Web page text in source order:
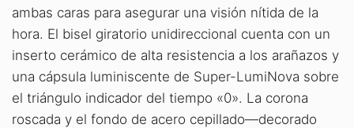
ambas caras para asegurar una visión nítida de la
hora. El bisel giratorio unidireccional cuenta con un
inserto cerámico de alta resistencia a los arañazos y
una cápsula luminiscente de Super-LumiNova sobre
el triángulo indicador del tiempo «0». La corona
roscada y el fondo de acero cepillado—decorado